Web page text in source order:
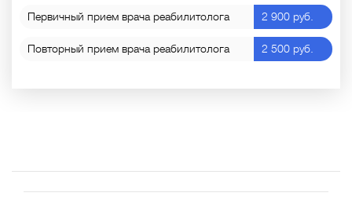
Первичный прием врача реабилитолога 2 900 руб.
Повторный прием врача реабилитолога 2 500 руб.